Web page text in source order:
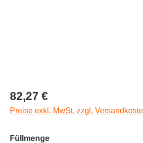
Regulärer Preis:
82,27 €
Preise exkl. MwSt. zzgl.
Füllmengeauswählen